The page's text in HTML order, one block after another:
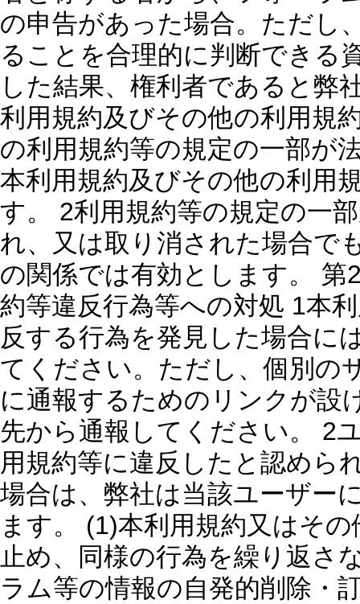
の申告があった場合。ただし
ることを合理的に判断できる
した結果、権利者であると弊
利用規約及びその他の利用規
の利用規約等の規定の一部が
本利用規約及びその他の利用
す。 2利用規約等の規定の一
れ、又は取り消された場合で
の関係では有効とします。 第
約等違反行為等への対処 1本
反する行為を発見した場合に
てください。ただし、個別の
に通報するためのリンクが設
先から通報してください。 2
用規約等に違反したと認めら
場合は、弊社は当該ユーザー
ます。 (1)本利用規約又はそ
止め、同様の行為を繰り返さ
ラム等の情報の自発的削除・